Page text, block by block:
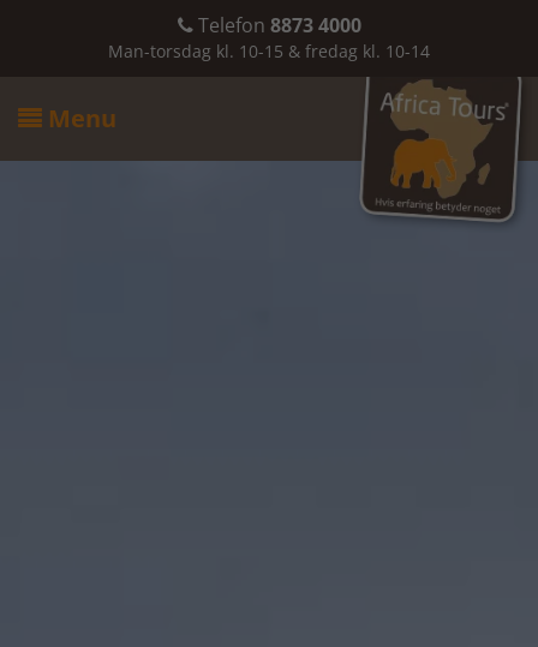
Telefon 8873 4000
Man-torsdag kl. 10-15 & fredag kl. 10-14
 Menu